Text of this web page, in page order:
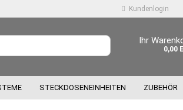
Kundenlogin
Ihr
0,00
STECKDOSENEINHEITEN ZUBEHÖR